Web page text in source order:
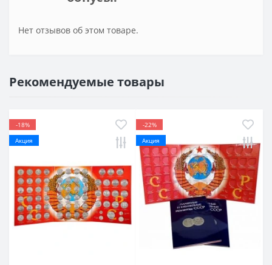
Нет отзывов об этом товаре.
Рекомендуемые товары
-18%
Акция
-22%
Акция